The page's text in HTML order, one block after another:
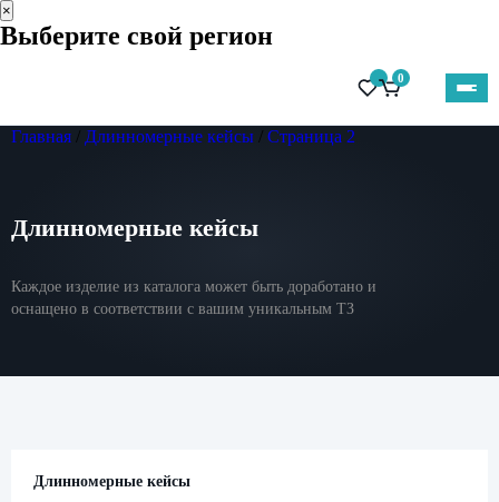
×
Выберите свой регион
0
Главная / Длинномерные кейсы / Страница 2
Длинномерные кейсы
Каждое изделие из каталога может быть доработано и
оснащено в соответствии с вашим уникальным ТЗ
Длинномерные кейсы